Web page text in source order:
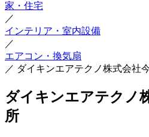
家・住宅
／
インテリア・室内設備
／
エアコン・換気扇
／ ダイキンエアテクノ株式会社
ダイキンエアテクノ
所